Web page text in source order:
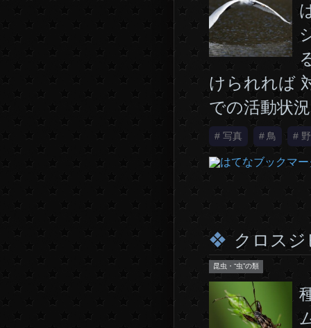
けられれば
での活動状
# 写真 # 鳥 #
クロス
昆虫・“虫”の類